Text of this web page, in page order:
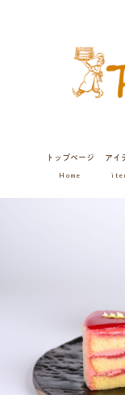
トップページ
Home
アイ